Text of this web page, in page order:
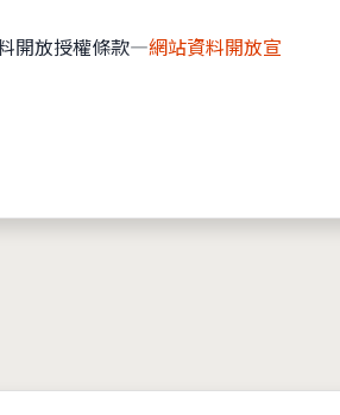
開放授權條款—網站資料開放宣